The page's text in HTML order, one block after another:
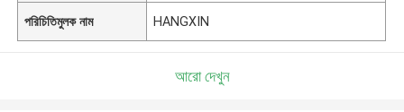
পরিচিতিমুলক নাম HANGXIN
আরো দেখুন